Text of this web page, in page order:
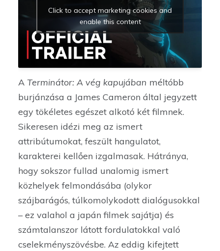
Click to accept marketing cookies and
enable this content
ATerminátor: A vég kapujában méltóbb
burjánzása a James Cameron által jegyzett
egy tökéletes egészet alkotó két filmnek.
Sikeresen idézi meg az ismert
attribútumokat, feszült hangulatot,
karakterei kellően izgalmasak. Hátránya,
hogy sokszor fullad unalomig ismert
közhelyek felmondásába (olykor
szájbarágós, túlkomolykodott dialógusokkal
– ez valahol a japán filmek sajátja) és
számtalanszor látott fordulatokkal való
cselekményszövésbe. Az eddig kifejtett